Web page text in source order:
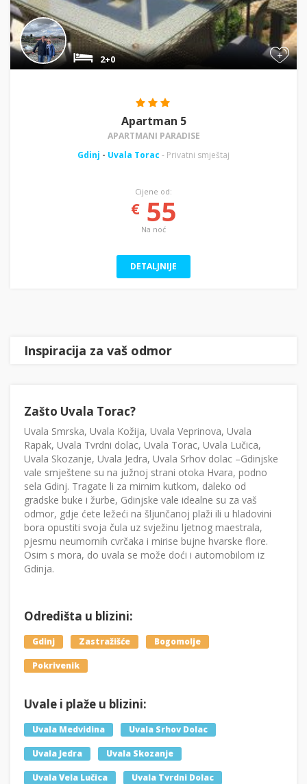
+
2+0
Apartman 5
APARTMANI PARADISE
Gdinj - Uvala Torac - Privatni smještaj
Cijene od:
€55
Na noć
DETALJNIJE
Inspiracija za vaš odmor
Zašto Uvala Torac?
Uvala Smrska, Uvala Kožija, Uvala Veprinova, Uvala
Rapak, Uvala Tvrdni dolac, Uvala Torac, Uvala Lučica,
Uvala Skozanje, Uvala Jedra, Uvala Srhov dolac –Gdinjske
vale smještene su na južnoj strani otoka Hvara, podno
sela Gdinj. Tragate li za mirnim kutkom, daleko od
gradske buke i žurbe, Gdinjske vale idealne su za vaš
odmor, gdje ćete ležeći na šljunčanoj plaži ili u hladovini
bora opustiti svoja čula uz svježinu ljetnog maestrala,
pjesmu neumornih cvrčaka i mirise bujne hvarske flore.
Osim s mora, do uvala se može doći i automobilom iz
Gdinja.
Odredišta u blizini:
Gdinj Zastražišće Bogomolje
Pokrivenik
Uvale i plaže u blizini:
Uvala Medvidina Uvala Srhov Dolac
Uvala Jedra Uvala Skozanje
Uvala Vela Lučica Uvala Tvrdni Dolac